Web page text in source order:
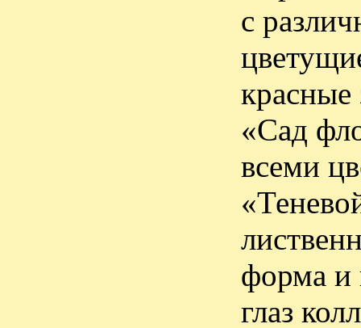
с
красные
«Сад
всеми
форма и
глаз